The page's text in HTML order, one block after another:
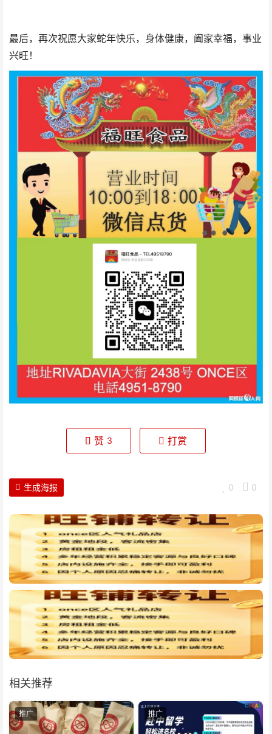
最后，再次祝愿大家蛇年快乐，身体健康，阖家幸福，事业
兴旺 ！
赞 3 打赏
0 0
生成海报
相关推荐
推广 推广